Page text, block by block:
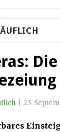
23.